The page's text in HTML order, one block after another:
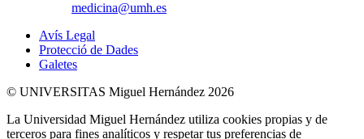
medicina@umh.es
Avís Legal
Protecció de Dades
Galetes
© UNIVERSITAS Miguel Hernández 2026
La Universidad Miguel Hernández utiliza cookies propias y de
terceros para fines analíticos y respetar tus preferencias de